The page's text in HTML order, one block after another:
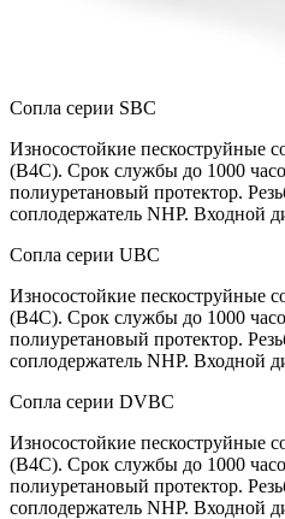
Сопла серии SBC
Износостойкие пескоструйные
(В4С). Срок службы до 1000
полиуретановый протектор.
соплодержатель NHP. Входной
Сопла серии UBC
Износостойкие пескоструйные
(В4С). Срок службы до 1000
полиуретановый протектор.
соплодержатель NHP. Входной
Сопла серии DVBC
Износостойкие пескоструйные
(В4С). Срок службы до 1000
полиуретановый протектор.
соплодержатель NHP. Входной